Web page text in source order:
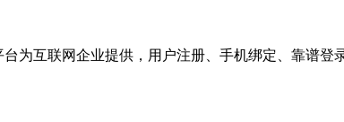
为互联网企业提供，用户注册、手机绑定、靠谱登